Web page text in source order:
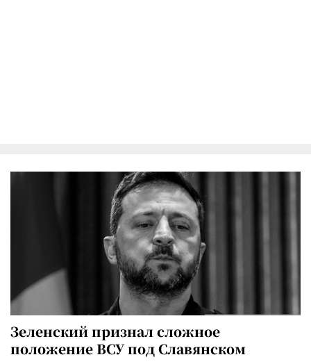
Зеленский признал сложное
положение ВСУ под Славянском